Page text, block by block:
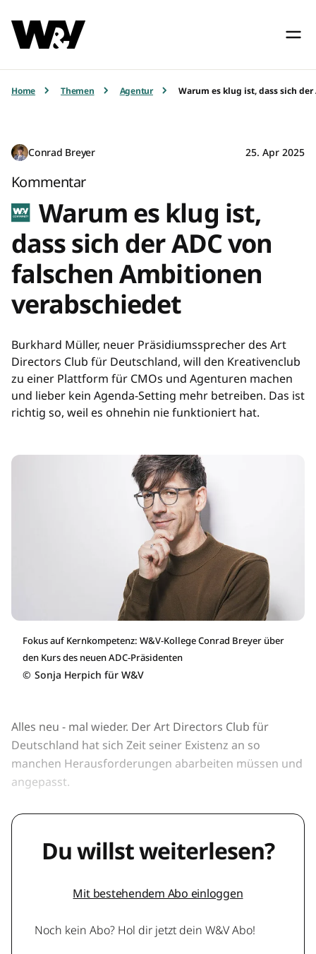
Home Themen Agentur Warum es klug ist, dass sich
Conrad Breyer 25. Apr 2025
Kommentar
Warum es klug ist,
dass sich der ADC von
falschen Ambitionen
verabschiedet
Burkhard Müller, neuer Präsidiumssprecher des Art
Directors Club für Deutschland, will den Kreativenclub
zu einer Plattform für CMOs und Agenturen machen
und lieber kein Agenda-Setting mehr betreiben. Das ist
richtig so, weil es ohnehin nie funktioniert hat.
Fokus auf Kernkompetenz: W&V-Kollege Conrad Breyer über
den Kurs des neuen ADC-Präsidenten
© Sonja Herpich für W&V
Alles neu - mal wieder. Der Art Directors Club für
Deutschland hat sich Zeit seiner Existenz an so
manchen Herausforderungen abarbeiten müssen und
angepasst.
Du willst weiterlesen?
Mit bestehendem Abo einloggen
Noch kein Abo? Hol dir jetzt dein W&V Abo!